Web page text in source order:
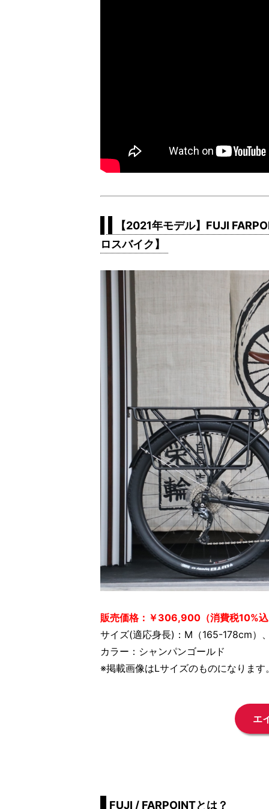
【2021年モデル】FUJI
ロスバイク】
販売価格：￥306,900（消費税10%
サイズ(適応身長)：M（165-178cm）
カラー：シャンパンゴールド
※掲載画像はLサイズのものになります
エ
FUJI / FARPOINTとは？